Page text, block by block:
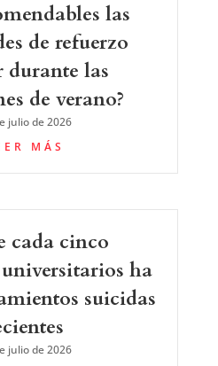
las
de refuerzo
durante las
de verano?
julio de 2026
MÁS
cada cinco
ha
suicidas
julio de 2026